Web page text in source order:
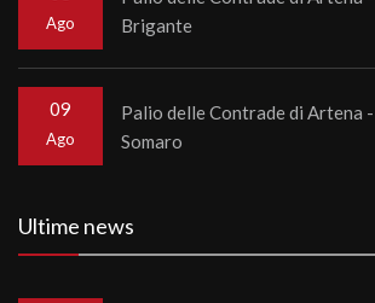
Ago
Brigante
09
Ago
Palio delle Contrade di Artena
Somaro
Ultime news